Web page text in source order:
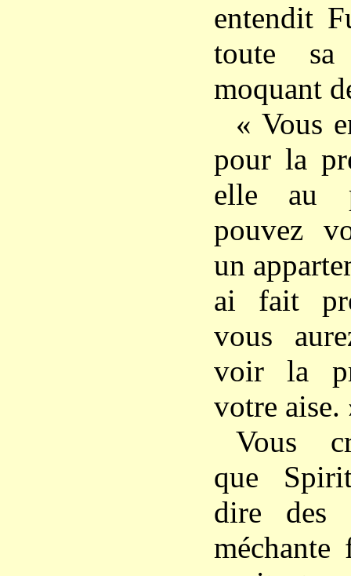
entendit
toute
moquant
« Vous
pour la
elle au
pouvez
un
ai fait
vous
voir la
votre aise.
Vous
que
dire des